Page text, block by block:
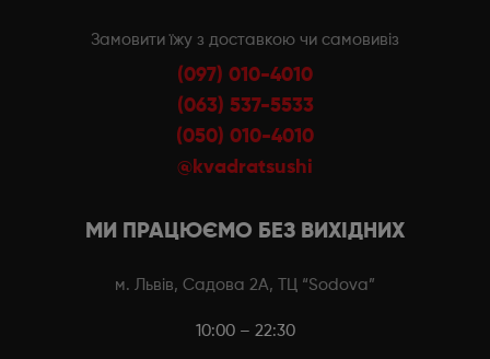
Замовити їжу з доставкою чи самовивіз
(097) 010-4010
(063) 537-5533
(050) 010-4010
@kvadratsushi
МИ ПРАЦЮЄМО БЕЗ ВИХІДНИХ
м. Львів, Садова 2А, ТЦ “Sodova”
10:00 – 22:30